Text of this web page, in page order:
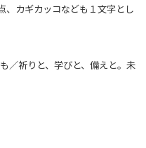
カギカッコなども１文字とし
／祈りと、学びと、備えと。未